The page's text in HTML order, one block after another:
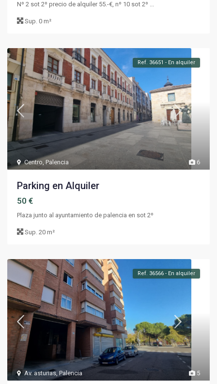
Nº 2 sot 2º precio de alquiler 55.-€, nº 10 sot 2º ...
Sup.0 m²
6
Centro,Palencia
Ref. 36651 - En alquiler
Parking en Alquiler
50 €
Plaza junto al ayuntamiento de palencia en sot 2º
Sup.20 m²
5
Av. asturias,Palencia
Ref. 36566 - En alquiler